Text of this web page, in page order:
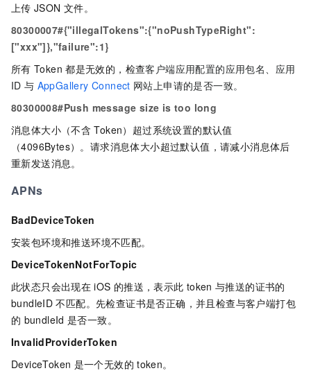
上传 JSON 文件。
80300007#{"illegalTokens":{"noPushTypeRight":
["xxx"]},"failure":1}
所有 Token 都是无效的，检查客户端应用配置的应用包名、应用
ID 与 AppGallery Connect 网站上申请的是否一致。
80300008#Push message size is too long
消息体大小（不含 Token）超过系统设置的默认值
（4096Bytes）。请求消息体大小超过默认值，请减小消息体后
重新发送消息。
APNs
BadDeviceToken
安装包环境和推送环境不匹配。
DeviceTokenNotForTopic
此状态只会出现在 iOS 的推送，表示此 token 与推送的证书的
bundleID 不匹配。先检查证书是否正确，并且检查与客户端打包
的 bundleId 是否一致。
InvalidProviderToken
DeviceToken 是一个无效的 token。